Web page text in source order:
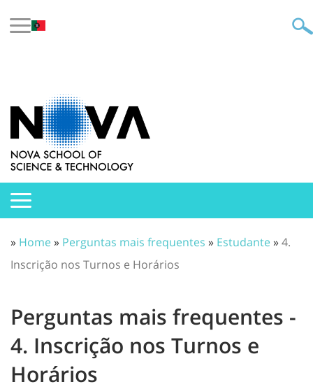
» Home» Perguntas mais frequentes » Estudante»4.
Inscrição nos Turnos e Horários
Perguntas mais frequentes -
4. Inscrição nos Turnos e
Horários